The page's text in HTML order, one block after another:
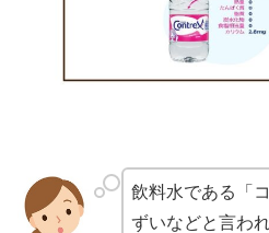
飲料水である「
ずいなどと言わ